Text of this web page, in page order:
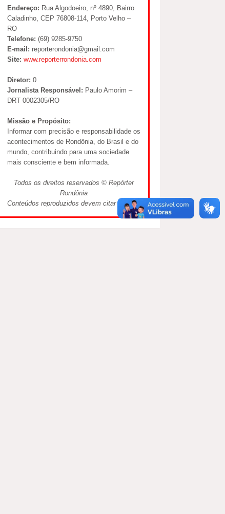
Endereço: Rua Algodoeiro, nº 4890, Bairro
Caladinho, CEP 76808-114, Porto Velho –
RO
Telefone: (69) 9285-9750
E-mail: reporterondonia@gmail.com
Site: www.reporterrondonia.com
Diretor: 0
Jornalista Responsável: Paulo Amorim –
DRT 0002305/RO
Missão e Propósito:
Informar com precisão e responsabilidade os
acontecimentos de Rondônia, do Brasil e do
mundo, contribuindo para uma sociedade
mais consciente e bem informada.
Todos os direitos reservados © Repórter
Rondônia
Conteúdos reproduzidos devem citar a fonte.